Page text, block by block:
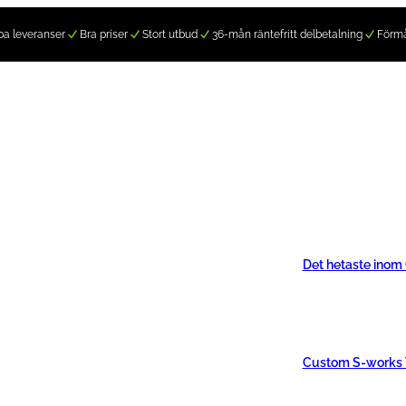
leveranser Bra priser Stort utbud 36-mån räntefritt delbetalning
Det hetaste inom
Custom S-works